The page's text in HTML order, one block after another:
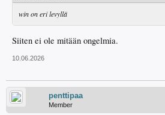
win on eri levyllä
Siiten ei ole mitään ongelmia.
10.06.2026
penttipaa
Member